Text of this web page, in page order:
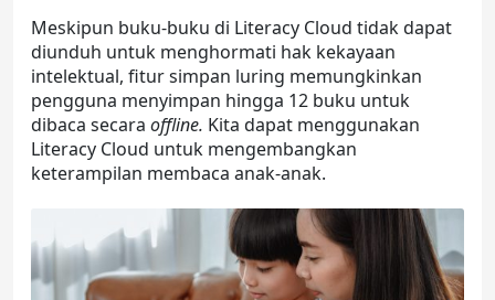
Meskipun buku-buku di Literacy Cloud tidak dapat
diunduh untuk menghormati hak kekayaan
intelektual, fitur simpan luring memungkinkan
pengguna menyimpan hingga 12 buku untuk
dibaca secara offline. Kita dapat menggunakan
Literacy Cloud untuk mengembangkan
keterampilan membaca anak-anak.